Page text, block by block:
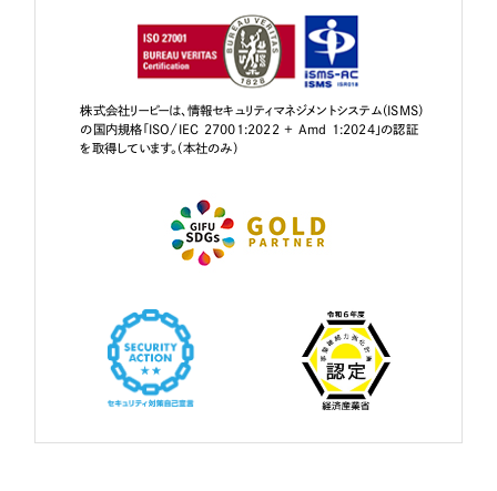
株式会社リーピーは、情報セキュリティマネジメントシステム（ISMS）
の国内規格「ISO/IEC 27001:2022 + Amd 1:2024」の認証
を取得しています。（本社のみ）